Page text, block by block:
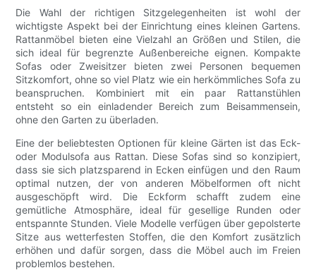
Die Wahl der richtigen Sitzgelegenheiten ist wohl der
wichtigste Aspekt bei der Einrichtung eines kleinen Gartens.
Rattanmöbel bieten eine Vielzahl an Größen und Stilen, die
sich ideal für begrenzte Außenbereiche eignen. Kompakte
Sofas oder Zweisitzer bieten zwei Personen bequemen
Sitzkomfort, ohne so viel Platz wie ein herkömmliches Sofa zu
beanspruchen. Kombiniert mit ein paar Rattanstühlen
entsteht so ein einladender Bereich zum Beisammensein,
ohne den Garten zu überladen.
Eine der beliebtesten Optionen für kleine Gärten ist das Eck-
oder Modulsofa aus Rattan. Diese Sofas sind so konzipiert,
dass sie sich platzsparend in Ecken einfügen und den Raum
optimal nutzen, der von anderen Möbelformen oft nicht
ausgeschöpft wird. Die Eckform schafft zudem eine
gemütliche Atmosphäre, ideal für gesellige Runden oder
entspannte Stunden. Viele Modelle verfügen über gepolsterte
Sitze aus wetterfesten Stoffen, die den Komfort zusätzlich
erhöhen und dafür sorgen, dass die Möbel auch im Freien
problemlos bestehen.